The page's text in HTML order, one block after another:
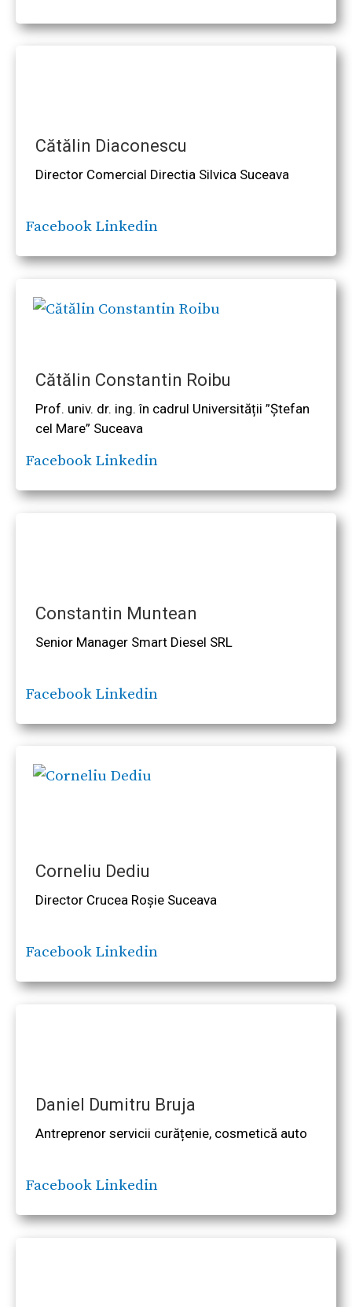
Cătălin Diaconescu
Director Comercial Directia Silvica Suceava
Facebook Linkedin
Cătălin Constantin Roibu
Prof. univ. dr. ing. în cadrul Universității ”Ștefan
cel Mare” Suceava
Facebook Linkedin
Constantin Muntean
Senior Manager Smart Diesel SRL
Facebook Linkedin
Corneliu Dediu
Director Crucea Roșie Suceava
Facebook Linkedin
Daniel Dumitru Bruja
Antreprenor servicii curățenie, cosmetică auto
Facebook Linkedin